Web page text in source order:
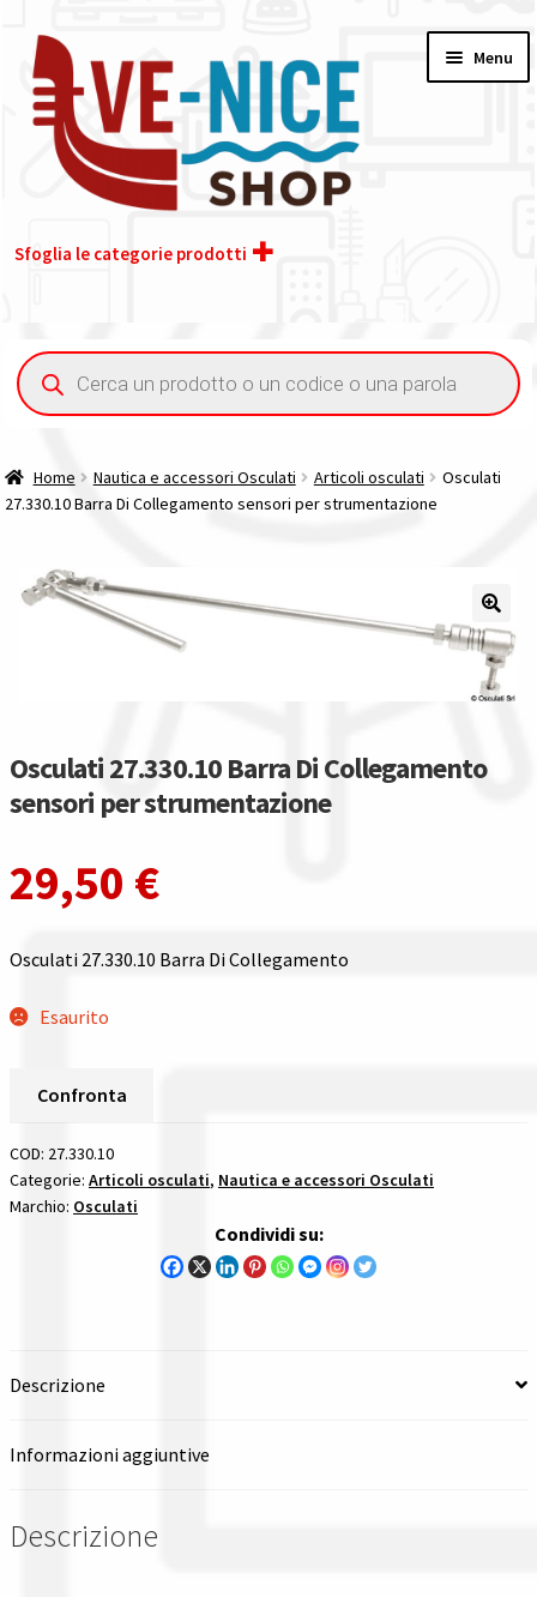
alla
navigazione
contenuto
Menu
Sfoglia le categorie prodotti
Acquisto iva 4% (agevolata)
Contatti
Il nostro gruppo acquisti
La nostra azienda
Acquisti in rete pubblica amministrazione
Bonus fiscali 2025
Diritto di recesso
Garanzia del produttore
Gestione resi
Guida all’utilizzo del sito
Pagamenti
I nostri negozi
Riepilogo ordine
Ricerca
prodotti
Home Nautica e accessori Osculati Articoli osculati
Osculati
27.330.10 Barra Di Collegamento sensori per strumentazione
Osculati 27.330.10 Barra Di Collegamento
sensori per strumentazione
29,50 €
Osculati 27.330.10 Barra Di Collegamento
Esaurito
Confronta
COD: 27.330.10
Categorie: Articoli osculati, Nautica e accessori Osculati
Marchio: Osculati
Condividi su:
Descrizione
Informazioni aggiuntive
Descrizione